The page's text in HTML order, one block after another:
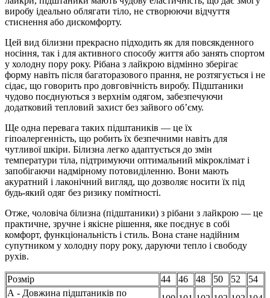
виробу ідеально облягати тіло, не створюючи відчуття
стиснення або дискомфорту.
Цей вид білизни прекрасно підходить як для повсякденного
носіння, так і для активного способу життя або занять спортом
у холодну пору року. Рібана з лайкрою відмінно зберігає
форму навіть після багаторазового прання, не розтягується і не
сідає, що говорить про довговічність виробу. Підштаники
чудово поєднуються з верхнім одягом, забезпечуючи
додатковий тепловий захист без зайвого об’єму.
Ще одна перевага таких підштаників — це їх
гіпоалергенність, що робить їх безпечними навіть для
чутливої шкіри. Білизна легко адаптується до змін
температури тіла, підтримуючи оптимальний мікроклімат і
запобігаючи надмірному потовиділенню. Вони мають
акуратний і лаконічний вигляд, що дозволяє носити їх під
будь-який одяг без ризику помітності.
Отже, чоловіча білизна (підштаники) з рібани з лайкрою — це
практичне, зручне і якісне рішення, яке поєднує в собі
комфорт, функціональність і стиль. Вона стане надійним
супутником у холодну пору року, даруючи тепло і свободу
рухів.
Розмір 44 46 48 50 52
54
А - Довжина підштаників по